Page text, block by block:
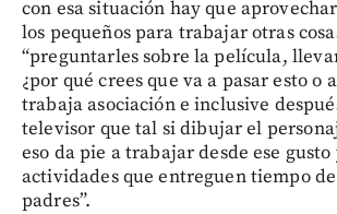
con esa situación hay que
los pequeños para trabajar otras
“preguntarles sobre la película,
¿por qué crees que va a pasar esto o
trabaja asociación e inclusive
televisor que tal si dibujar el
eso da pie a trabajar desde ese
actividades que entreguen tiempo
padres”.